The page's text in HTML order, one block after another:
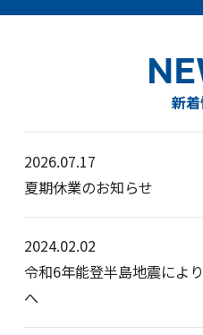
新
2026.07.17
夏期休業のお知らせ
2024.02.02
令和6年能登半島地震によ
へ